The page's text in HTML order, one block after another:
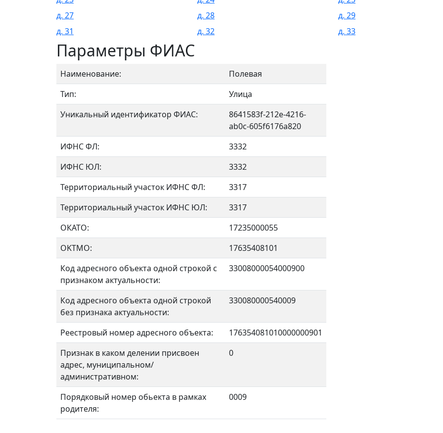
д. 27
д. 28 д. 29
д. 31
д. 32 д. 33
Параметры ФИАС
Наименование:
Полевая
Тип:
Улица
Уникальный идентификатор ФИАС:
8641583f-212e-4216-
ab0c-605f6176a820
ИФНС ФЛ:
3332
ИФНС ЮЛ:
3332
Территориальный участок ИФНС ФЛ:
3317
Территориальный участок ИФНС ЮЛ:
3317
ОКАТО:
17235000055
OKTMO:
17635408101
Код адресного объекта одной строкой с
признаком актуальности:
33008000054000900
Код адресного объекта одной строкой
без признака актуальности:
330080000540009
Реестровый номер адресного объекта:
176354081010000000901
Признак в каком делении присвоен
адрес, муниципальном/
административном:
0
Порядковый номер обьекта в рамках
родителя:
0009